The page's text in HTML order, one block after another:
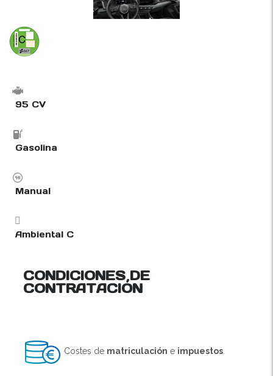
95 CV
Gasolina
Manual
Ambiental C
CONDICIONES DE
CONTRATACIÓN
Costes de matriculación e impuestos